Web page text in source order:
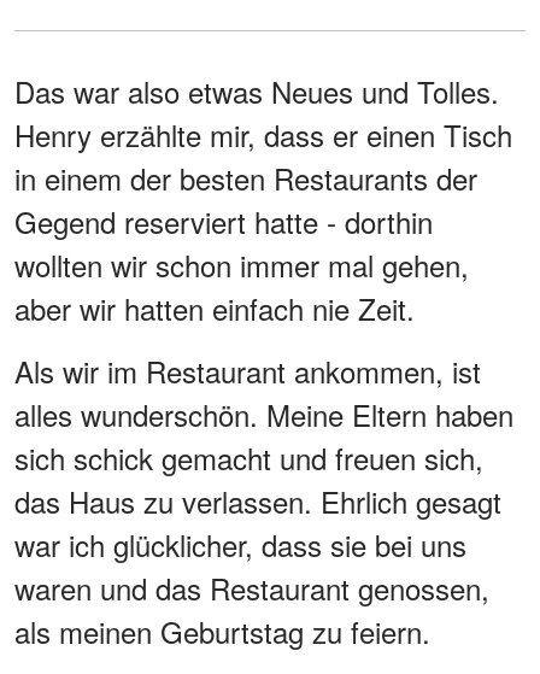
Das war also etwas Neues und Tolles.
Henry erzählte mir, dass er einen Tisch
in einem der besten Restaurants der
Gegend reserviert hatte - dorthin
wollten wir schon immer mal gehen,
aber wir hatten einfach nie Zeit.
Als wir im Restaurant ankommen, ist
alles wunderschön. Meine Eltern haben
sich schick gemacht und freuen sich,
das Haus zu verlassen. Ehrlich gesagt
war ich glücklicher, dass sie bei uns
waren und das Restaurant genossen,
als meinen Geburtstag zu feiern.